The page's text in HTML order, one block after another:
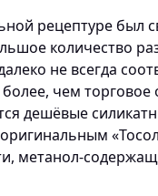
рецептуре был
количество
не всегда
чем торговое
дешёвые
метанол-